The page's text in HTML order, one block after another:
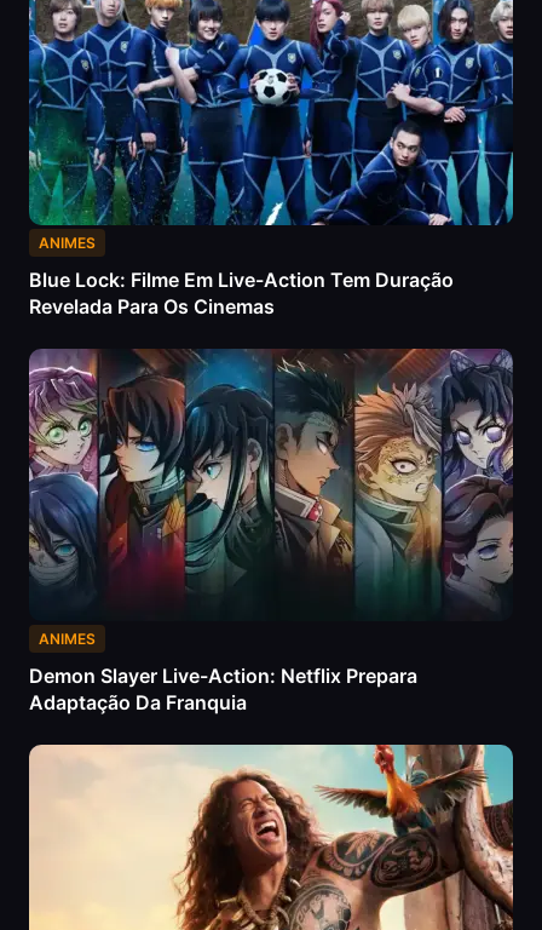
ANIMES
Blue Lock: Filme Em Live-Action Tem Duração
Revelada Para Os Cinemas
ANIMES
Demon Slayer Live-Action: Netflix Prepara
Adaptação Da Franquia